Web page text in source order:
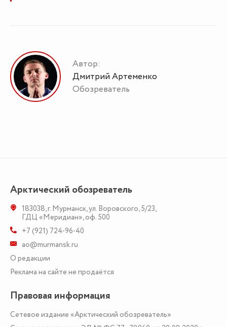
Автор:
Дмитрий Артеменко
Обозреватель
Арктический обозреватель
183038,г. Мурманск,ул. Воровского, 5/23,
ГДЦ «Меридиан», оф. 500
+7 (921) 724-96-40
ao@murmansk.ru
О редакции
Реклама на сайте не продаётся
Правовая информация
Сетевое издание «Арктический обозреватель»